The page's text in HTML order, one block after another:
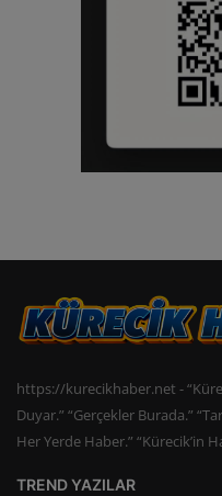
https://kurecikhaber.net -
Duyar.” “Gerçekler Burada.”
Her Yerde Haber.” “Kürecik’in
TREND YAZILAR